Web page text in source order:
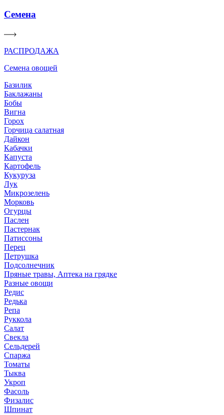
Семена
РАСПРОДАЖА
Семена овощей
Базилик
Баклажаны
Бобы
Вигна
Горох
Горчица салатная
Дайкон
Кабачки
Капуста
Картофель
Кукуруза
Лук
Микрозелень
Морковь
Огурцы
Паслен
Пастернак
Патиссоны
Перец
Петрушка
Подсолнечник
Пряные травы, Аптека на грядке
Разные овощи
Редис
Редька
Репа
Руккола
Салат
Свекла
Сельдерей
Спаржа
Томаты
Тыква
Укроп
Фасоль
Физалис
Шпинат